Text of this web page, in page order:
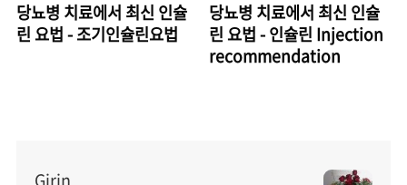
당뇨병 치료에서 최신 인슐
린 요법 - 조기인슐린요법
당뇨병 치료에서 최신 인슐
린 요법 - 인슐린 Injection
recommendation